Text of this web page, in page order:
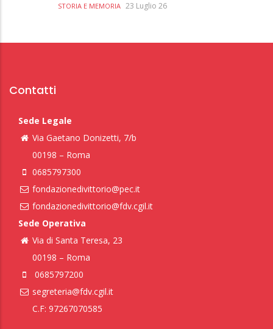
STORIA E MEMORIA 23 Luglio 26
Contatti
Sede Legale
Via Gaetano Donizetti, 7/b
00198 – Roma
0685797300
fondazionedivittorio@pec.it
fondazionedivittorio@fdv.cgil.it
Sede Operativa
Via di Santa Teresa, 23
00198 – Roma
0685797200
segreteria@fdv.cgil.it
C.F: 97267070585